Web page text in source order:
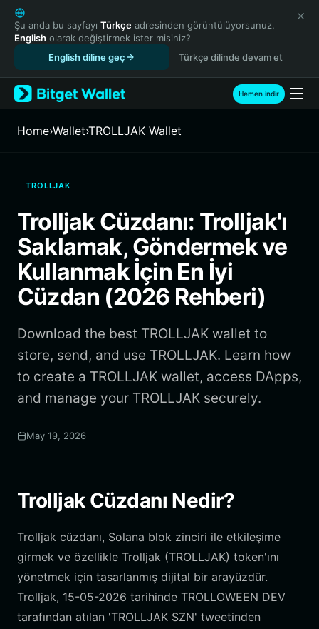
English
日本語
Tiếng Việt
Español (Latinoamérica)
Türkçe
Français
繁體中文
Bahasa Indonesia
ภาษาไทย
हिन्दी
Español
Português (Brasil)
Şu anda bu sayfayı Türkçe adresinden görüntülüyorsunuz.
English olarak değiştirmek ister misiniz?
English diline geç
Türkçe dilinde devam et
Hemen indir
Home›Wallet›TROLLJAK Wallet
TROLLJAK
Trolljak Cüzdanı: Trolljak'ı
Saklamak, Göndermek ve
Kullanmak İçin En İyi
Cüzdan (2026 Rehberi)
Download the best TROLLJAK wallet to
store, send, and use TROLLJAK. Learn how
to create a TROLLJAK wallet, access DApps,
and manage your TROLLJAK securely.
May 19, 2026
Trolljak Cüzdanı Nedir?
Trolljak cüzdanı, Solana blok zinciri ile etkileşime
girmek ve özellikle Trolljak (TROLLJAK) token'ını
yönetmek için tasarlanmış dijital bir arayüzdür.
Trolljak, 15-05-2026 tarihinde TROLLOWEEN DEV
tarafından atılan 'TROLLJAK SZN' tweetinden